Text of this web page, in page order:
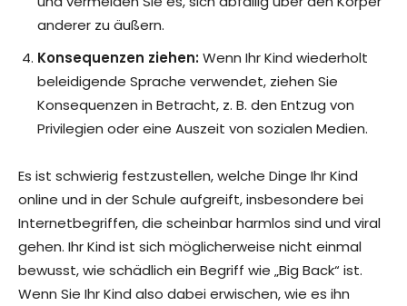
anderer zu äußern.
Konsequenzen ziehen:Wenn Ihr Kind wiederholt
beleidigende Sprache verwendet, ziehen Sie
Konsequenzen in Betracht, z. B. den Entzug von
Privilegien oder eine Auszeit von sozialen Medien.
Es ist schwierig festzustellen, welche Dinge Ihr Kind
online und in der Schule aufgreift, insbesondere bei
Internetbegriffen, die scheinbar harmlos sind und viral
gehen. Ihr Kind ist sich möglicherweise nicht einmal
bewusst, wie schädlich ein Begriff wie „Big Back“ ist.
Wenn Sie Ihr Kind also dabei erwischen, wie es ihn